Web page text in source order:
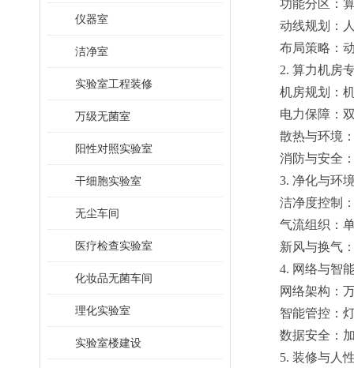
仪器室
洁净室
实验室工程装修
万级无菌室
阳性对照实验室
干细胞实验室
无尘车间
医疗检查实验室
化妆品无菌车间
理化实验室
实验室楼建设
功能分区：
动线规划：
布局策略：
2. 算力机房
机房规划：
电力保障：
散热与环境
消防与安全
3. 净化与环
洁净度控制
气流组织：
新风与换气
4. 网络与智
网络架构：
智能管控：
数据安全：
5. 装修与人